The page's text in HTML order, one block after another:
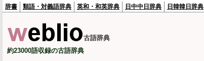
辞書 類語・対義語辞典 英和・和英辞典 日中中日辞典 日韓韓日辞典
古語辞典
約23000語収録の古語辞典